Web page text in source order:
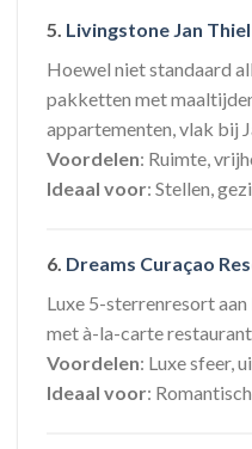
5. Livingstone Jan
Hoewel niet standaard
pakketten met
appartementen, vlak bij
Voordelen: Ruimte,
Ideaal voor: Stellen,
6. Dreams Curaçao
Luxe 5-sterrenresort
met à-la-carte
Voordelen: Luxe sfeer,
Ideaal voor: